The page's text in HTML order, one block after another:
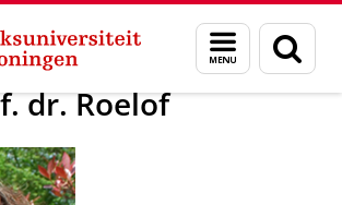
Menu
en
zoeken
Voor de pers
dr. Roelof